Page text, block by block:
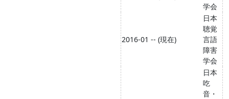
学会
2016-01 -- (現在)
日本
聴覚
言語
障害
学会
日本
吃
音・